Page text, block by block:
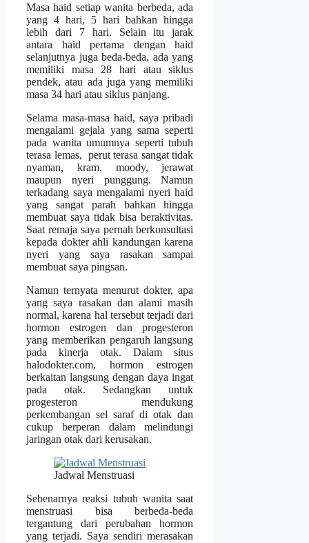
Masa haid setiap wanita berbeda, ada
yang 4 hari, 5 hari bahkan hingga
lebih dari 7 hari. Selain itu jarak
antara haid pertama dengan haid
selanjutnya juga beda-beda, ada yang
memiliki masa 28 hari atau siklus
pendek, atau ada juga yang memiliki
masa 34 hari atau siklus panjang.
Selama masa-masa haid, saya pribadi
mengalami gejala yang sama seperti
pada wanita umumnya seperti tubuh
terasa lemas, perut terasa sangat tidak
nyaman, kram, moody, jerawat
maupun nyeri punggung. Namun
terkadang saya mengalami nyeri haid
yang sangat parah bahkan hingga
membuat saya tidak bisa beraktivitas.
Saat remaja saya pernah berkonsultasi
kepada dokter ahli kandungan karena
nyeri yang saya rasakan sampai
membuat saya pingsan.
Namun ternyata menurut dokter, apa
yang saya rasakan dan alami masih
normal, karena hal tersebut terjadi dari
hormon estrogen dan progesteron
yang memberikan pengaruh langsung
pada kinerja otak. Dalam situs
halodokter.com, hormon estrogen
berkaitan langsung dengan daya ingat
pada otak. Sedangkan untuk
progesteron mendukung
perkembangan sel saraf di otak dan
cukup berperan dalam melindungi
jaringan otak dari kerusakan.
Jadwal Menstruasi
Sebenarnya reaksi tubuh wanita saat
menstruasi bisa berbeda-beda
tergantung dari perubahan hormon
yang terjadi. Saya sendiri merasakan